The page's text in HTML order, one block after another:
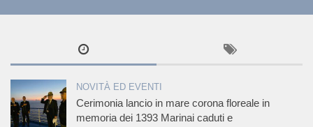
NOVITÀ ED EVENTI
Cerimonia lancio in mare corona floreale in
memoria dei 1393 Marinai caduti e